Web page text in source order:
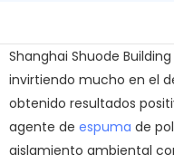
Shanghai Shuode
invirtiendo mucho en el
obtenido resultados
agente de espuma de
aislamiento ambiental